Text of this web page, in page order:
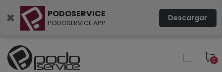
× PODOSERVICE
PODOSERVICE APP Descargar
0